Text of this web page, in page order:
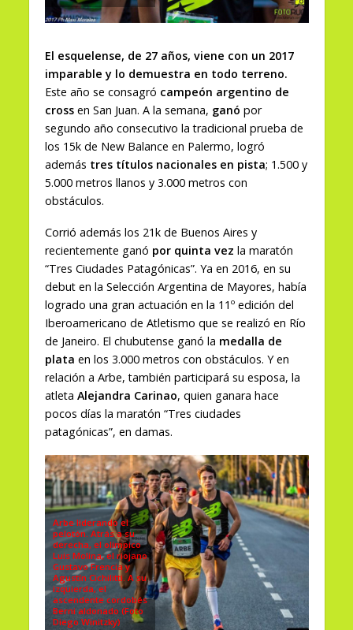
El esquelense, de 27 años, viene con un 2017
imparable y lo demuestra en todo terreno.
Este año se consagró campeón argentino de
crossen San Juan. A la semana, ganó por
segundo año consecutivo la tradicional prueba de
los 15k de New Balance en Palermo, logró
además tres títulos nacionales en pista; 1.500 y
5.000 metros llanos y 3.000 metros con
obstáculos.
Corrió además los 21k de Buenos Aires y
recientemente ganó por quinta vez la maratón
“Tres Ciudades Patagónicas”. Ya en 2016, en su
debut en la Selección Argentina de Mayores, había
logrado una gran actuación en la 11º edición del
Iberoamericano de Atletismo que se realizó en Río
de Janeiro. El chubutense ganó la medalla de
plata en los 3.000 metros con obstáculos. Y en
relación a Arbe, también participará su esposa, la
atleta Alejandra Carinao, quien ganara hace
pocos días la maratón “Tres ciudades
patagónicas”, en damas.
Arbe liderando el
pelotón. Atrás a su
derecha, el olímpico
Luis Molina, el riojano
Gustavo Frencia y
Agustín Cichilitti. A su
izquierda, el
ascendente cordobés
Berni aldonado (Foto
Diego Winitzky)